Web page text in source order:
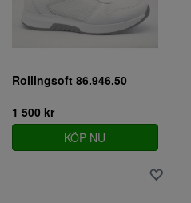
Rollingsoft 86.946.50
1 500 kr
KÖP NU